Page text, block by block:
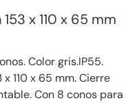
x 110 x 65 mm
Color gris.IP55.
110 x 65 mm. Cierre
Con 8 conos para